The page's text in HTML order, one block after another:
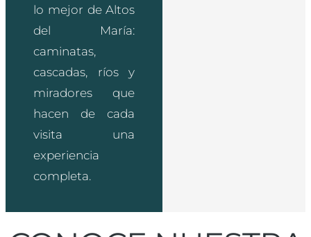
lo mejor de Altos
del María:
caminatas,
cascadas, ríos y
miradores que
hacen de cada
visita una
experiencia
completa.